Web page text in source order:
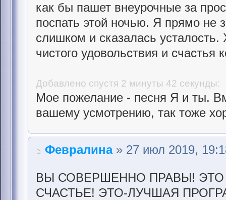
как бы пашет внеурочные за
поспать этой ночью. Я прямо не
слишком и сказалась
чистого удовольствия и
Добавлено спустя 2 минуты 42 секунды:
Мое пожелание - песня Я и ты.
вашему усмотрению, так тоже
Февралина» 27 июл 2019,
ВЫ СОВЕРШЕННО ПРАВЫ!
СЧАСТЬЕ! ЭТО-ЛУЧШАЯ